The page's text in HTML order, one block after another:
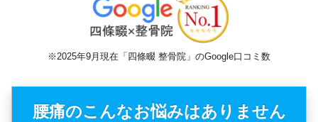
※2025年9月現在「四條畷 整骨院」のGoogle口コミ数
腰痛のこんなお悩みはありません